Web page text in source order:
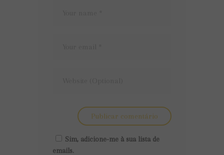
Sim, adicione-me à sua lista de
emails.